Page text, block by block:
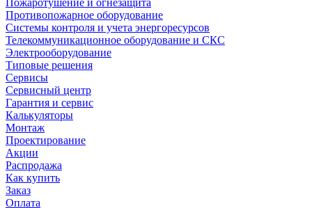
Пожаротушение и огнезащита
Противопожарное оборудование
Системы контроля и учета энергоресурсов
Телекоммуникационное оборудование и СКС
Электрооборудование
Типовые решения
Сервисы
Сервисный центр
Гарантия и сервис
Калькуляторы
Монтаж
Проектирование
Акции
Распродажа
Как купить
Заказ
Оплата